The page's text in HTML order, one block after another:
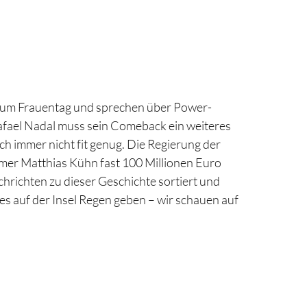
Frauentag und sprechen über Power-
Nadal muss sein Comeback ein weiteres
immer nicht fit genug. Die Regierung der
Matthias Kühn fast 100 Millionen Euro
zu dieser Geschichte sortiert und
auf der Insel Regen geben – wir schauen auf